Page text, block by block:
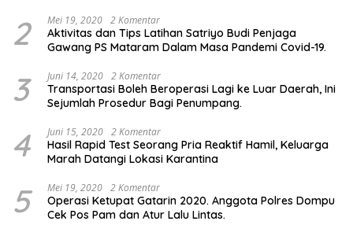
2 Mei 19, 2020 2 Komentar
Aktivitas dan Tips Latihan Satriyo Budi Penjaga
Gawang PS Mataram Dalam Masa Pandemi Covid-19.
3 Juni 14, 2020 2 Komentar
Transportasi Boleh Beroperasi Lagi ke Luar Daerah, Ini
Sejumlah Prosedur Bagi Penumpang.
4 Juni 15, 2020 2 Komentar
Hasil Rapid Test Seorang Pria Reaktif Hamil, Keluarga
Marah Datangi Lokasi Karantina
5 Mei 19, 2020 2 Komentar
Operasi Ketupat Gatarin 2020. Anggota Polres Dompu
Cek Pos Pam dan Atur Lalu Lintas.